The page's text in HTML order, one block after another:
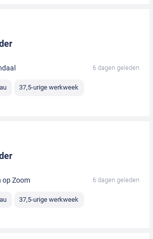
6 dagen geleden
37,5-urige werkweek
op Zoom 6 dagen geleden
37,5-urige werkweek